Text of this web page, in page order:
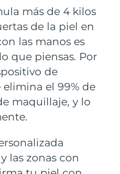
más de 4 kilos
de la piel en
las manos es
que piensas. Por
de
elimina el 99% de
maquillaje, y lo
las zonas con
on-the-go
& lips
light therapy
bucal
toothbrush
sonic toothbrush
FAQ™
LED
prevista16/08/2026
prevista
prevista
prevista 10/08/2026
prevista
prevista14/08/2026